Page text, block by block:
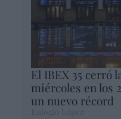
El IBEX 35 cerró
miércoles en los
un nuevo récord